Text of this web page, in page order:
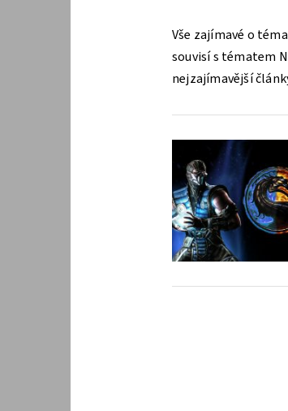
Vše zajímavé o
souvisí s tématem
nejzajímavější